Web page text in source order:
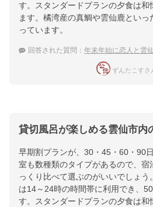
す。スタンダードプランの夕食は
ます。橘湾産の真鯛や雲仙鹿とい
っています。
回答された質問： 年末年始に恋人と雲仙温泉。落
ずんたこすさ
貸切風呂が楽しめる雲仙市内
早期割プランが、30・45・60・90
室も数種類のタイプがあるので、宿
っくり比べて選ぶのがいいでしょう
は14～24時の時間帯に利用でき、
す。スタンダードプランの夕食は